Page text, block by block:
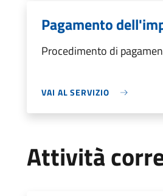
Pagamento
Procedimento di
VAI AL SERVIZIO
Attività